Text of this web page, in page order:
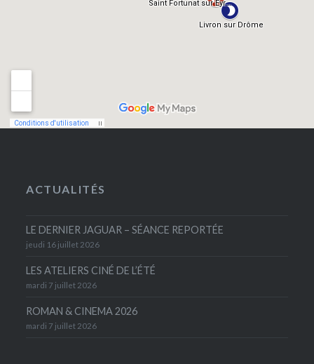
ACTUALITÉS
LE DERNIER JAGUAR – SÉANCE REPORTÉE
jeudi 16 juillet 2026
LES ATELIERS CINÉ DE L’ÉTÉ
mardi 7 juillet 2026
ROMAN & CINEMA 2026
mardi 7 juillet 2026